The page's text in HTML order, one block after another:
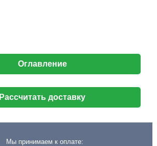
Оглавление
Рассчитать доставку
Мы принимаем к оплате: